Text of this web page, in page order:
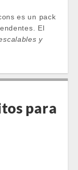
es un pack
El
y
para